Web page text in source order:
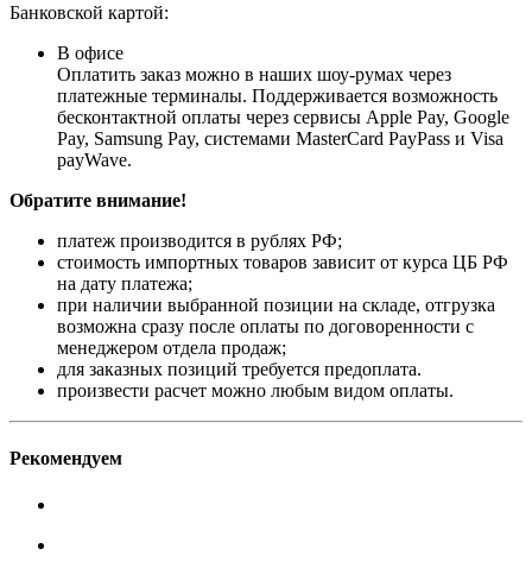
Банковской картой:
В офисе
Оплатить заказ можно в наших шоу-румах через
платежные терминалы. Поддерживается возможность
бесконтактной оплаты через сервисы Apple Pay, Google
Pay, Samsung Pay, системами MasterCard PayPass и Visa
payWave.
Обратите внимание!
платеж производится в рублях РФ;
стоимость импортных товаров зависит от курса ЦБ РФ
на дату платежа;
при наличии выбранной позиции на складе, отгрузка
возможна сразу после оплаты по договоренности с
менеджером отдела продаж;
для заказных позиций требуется предоплата.
произвести расчет можно любым видом оплаты.
Рекомендуем